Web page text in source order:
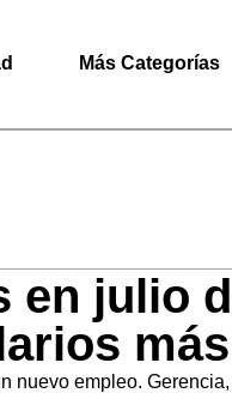
Más Categorías
julio
nuevo empleo.